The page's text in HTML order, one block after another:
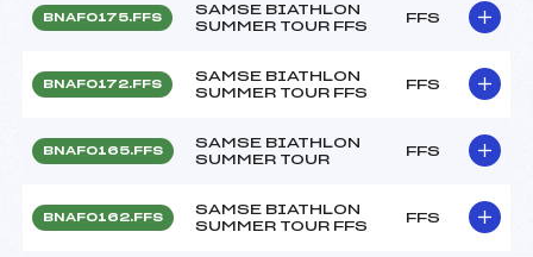
BNAF0175.FFS
SAMSE BIATHLON
SUMMER TOUR FFS
FFS
BNAF0172.FFS
SAMSE BIATHLON
SUMMER TOUR FFS
FFS
BNAF0165.FFS
SAMSE BIATHLON
SUMMER TOUR
FFS
BNAF0162.FFS
SAMSE BIATHLON
SUMMER TOUR FFS
FFS